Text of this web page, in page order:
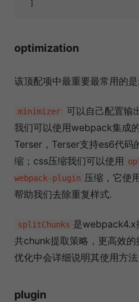
optimization
该顶配项中最重要最常用的是:
minimizer
可以自己配置输
我们可以使用webpack集成
Terser，Terser支持es6代码
缩；css压缩我们可以使用
webpack-plugin 压缩，它使
帮助我们去除重复样式.
splitChunks 是webpack4.x
共chunk提取策略，更高效
优化中会详细说明其使用方法
plugin